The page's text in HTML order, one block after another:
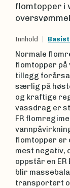
flomtopper i
Innhold
Normale
flomtopper på
tillegg
særlig på
og kraftige
vassdrag er
FR
flomtopper er
mest negativ,
oppstår en
blir
transportert